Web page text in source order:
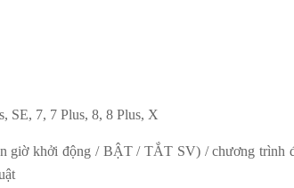
SE, 7, 7 Plus, 8, 8 Plus, X
giờ khởi động / BẬT / TẮT SV) / ​​chương trình